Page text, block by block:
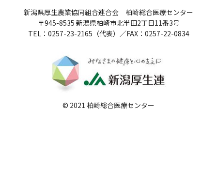
病院誌
個人情報保護方針
反社会的勢力に対する基本方針
院内感染対策指針
新潟県厚生農業協同組合連合会 柏崎総合医療センター
〒945-8535 新潟県柏崎市北半田2丁目11番3号
TEL：0257-23-2165（代表）／FAX：0257-22-0834
© 2021 柏崎総合医療センター